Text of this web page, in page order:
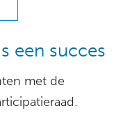
een succes
met de